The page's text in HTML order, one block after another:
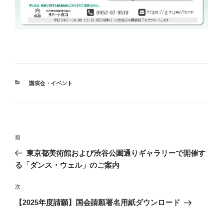
カ
講演会・イベント
投
ナ
ゲ
ー
前
の
投
前
東京都美術館および渋谷公園通りギャラリーで開催す
る「ダンス・ウェル」のご案内
次
の
次
【2025年度請願】国会請願署名用紙ダウンロード